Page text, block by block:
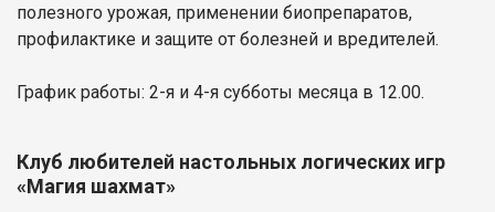
полезного урожая, применении биопрепаратов,
профилактике и защите от болезней и вредителей.
График работы: 2-я и 4-я субботы месяца в 12.00.
Клуб любителей настольных логических игр
«Магия шахмат»